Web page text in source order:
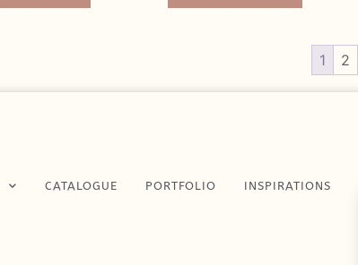
1 2
CATALOGUE PORTFOLIO INSPIRATIONS